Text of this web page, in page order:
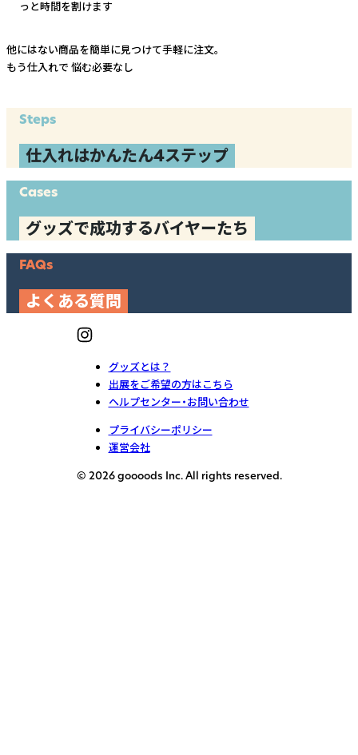
っと時間を割けます
他にはない商品を簡単に見つけて手軽に注文。
もう仕入れで 悩む必要なし
Steps
仕入れはかんたん4ステップ
Cases
グッズで成功するバイヤーたち
FAQs
よくある質問
グッズとは？
出展をご希望の方はこちら
ヘルプセンター・お問い合わせ
プライバシーポリシー
運営会社
© 2026 goooods Inc. All rights reserved.